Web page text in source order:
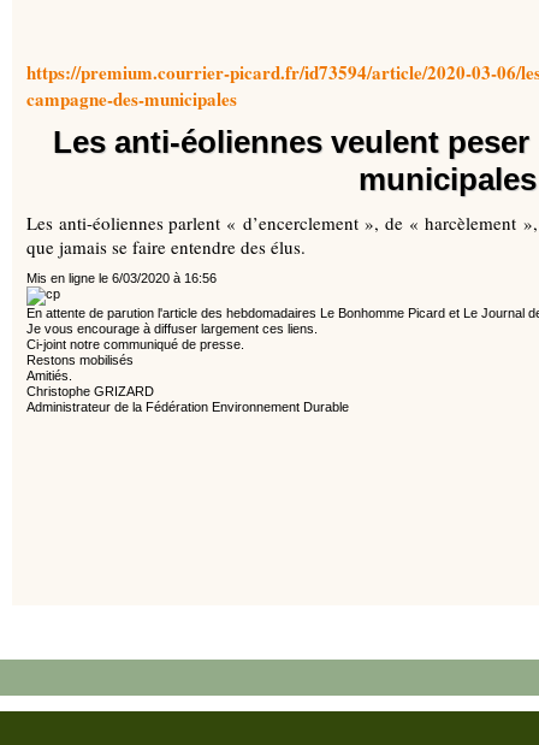
https://premium.courrier-picard.fr/id73594/article/2020-03-06/
campagne-des-municipales
Les anti-éoliennes veulent
municipales
Les anti-éoliennes parlent « d’encerclement », de « harcèlement
que jamais se faire entendre des élus.
Mis en ligne le 6/03/2020 à 16:56
En attente de parution l'article des hebdomadaires Le Bonhomme Picard et Le Journal
Je vous encourage à diffuser largement ces liens.
Ci-joint notre communiqué de presse.
Restons mobilisés
Amitiés.
Christophe GRIZARD
Administrateur de la Fédération Environnement Durable